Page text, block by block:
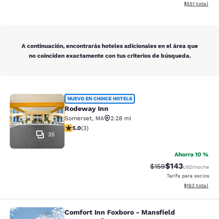
Ver detalles
$551 total
A continuación, encontrarás hoteles adicionales en el área que
no coinciden exactamente con tus criterios de búsqueda.
Rodeway Inn
35
NUEVO EN CHOICE HOTELS
Rodeway Inn
Somerset, MA
2.28 mi
calificación de 5 estrellas. Excepcional. 3 reseñas
5.0(3)
Ahorra 10 %
Precio tachado:
$159Precio con
$143USD/noche
Tarifa para socios
Ver detalles
$163 total
Comfort Inn Foxboro - Mansfield
Comfort Inn Foxboro - Mansfield